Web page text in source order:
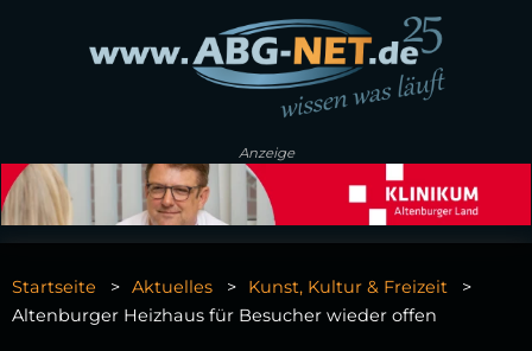
Anzeige
Startseite Aktuelles
Kunst, Kultur & Freizeit
Altenburger Heizhaus für Besucher wieder offen